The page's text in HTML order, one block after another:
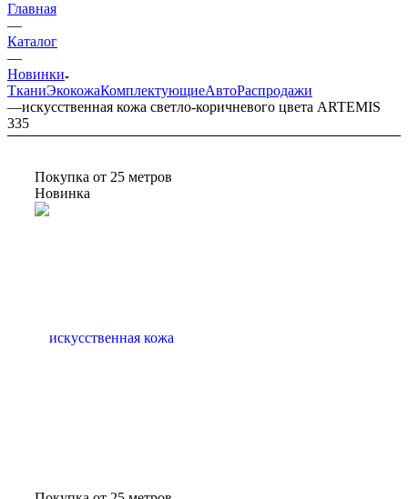
Главная
—
Каталог
—
Новинки
ТканиЭкокожаКомплектующиеАвтоРаспродажи
—искусственная кожа светло-коричневого цвета ARTEMIS
335
Покупка от 25 метров
Новинка